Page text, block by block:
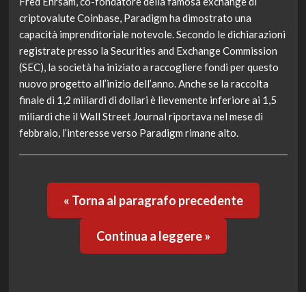
criptovalute Coinbase, Paradigm ha dimostrato una
capacità imprenditoriale notevole. Secondo le dichiarazioni
registrate presso la Securities and Exchange Commission
(SEC), la società ha iniziato a raccogliere fondi per questo
nuovo progetto all’inizio dell’anno. Anche se la raccolta
finale di 1,2 miliardi di dollari è lievemente inferiore ai 1,5
miliardi che il Wall Street Journal riportava nel mese di
febbraio, l’interesse verso Paradigm rimane alto.
« Torna al paragrafo precedente
Continua a leggere »